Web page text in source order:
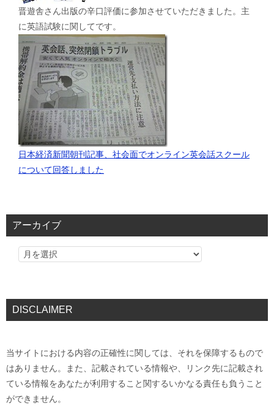
晋遊舎さん出版の辛口評価に参加させていただきました。主
に英語試験に関してです。
日本経済新聞朝刊記事、社会面でオンライン英会話スクール
について回答しました
アーカイブ
DISCLAIMER
当サイトにおける内容の正確性に関しては、それを保障するもので
はありません。また、記載されている情報や、リンク先に記載され
ている情報をあなたが利用すること関するいかなる責任も負うこと
ができません。